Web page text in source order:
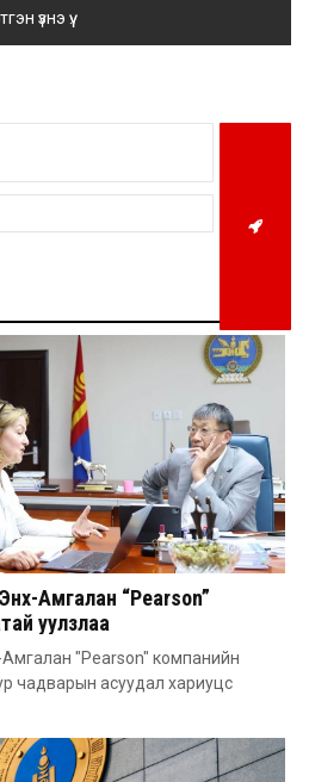
үзнэ үү.
Амгалан “Pearson”
уулзлаа
"Pearson" компанийн
чадварын асуудал хариуцс